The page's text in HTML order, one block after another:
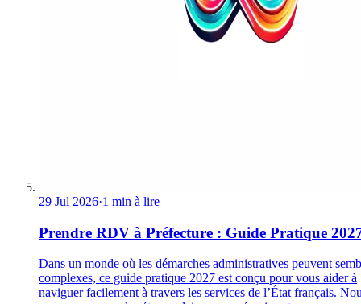
29 Jul 2026·1 min à lire
Prendre RDV à Préfecture : Guide Pratique
Dans un monde où les démarches administratives peuvent
complexes, ce guide pratique 2027 est conçu pour vous aider à
naviguer facilement à travers les services de l’État français.